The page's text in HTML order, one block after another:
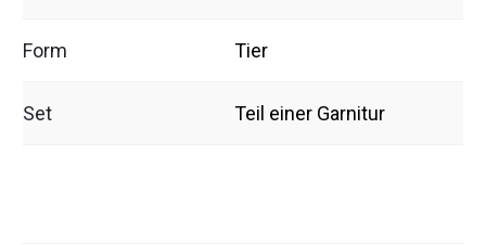
Form Tier
Set Teil einer Garnitur